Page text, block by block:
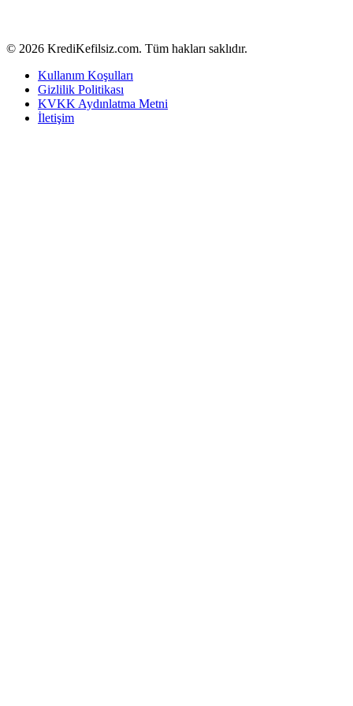
© 2026 KrediKefilsiz.com. Tüm hakları saklıdır.
Kullanım Koşulları
Gizlilik Politikası
KVKK Aydınlatma Metni
İletişim